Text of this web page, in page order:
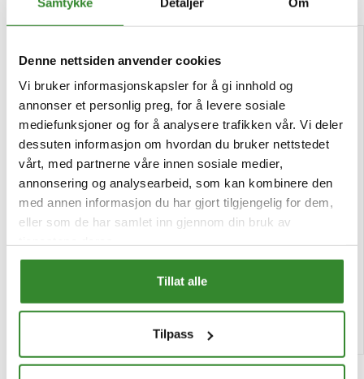
Denne nettsiden anvender cookies
Vi bruker informasjonskapsler for å gi innhold og
annonser et personlig preg, for å levere sosiale
mediefunksjoner og for å analysere trafikken vår. Vi deler
dessuten informasjon om hvordan du bruker nettstedet
vårt, med partnerne våre innen sosiale medier,
annonsering og analysearbeid, som kan kombinere den
med annen informasjon du har gjort tilgjengelig for dem,
eller som de har samlet inn gjennom din bruk av
Tillat alle
Tilpass
Pepperkorn grønne 115g Grønn pepper 165g